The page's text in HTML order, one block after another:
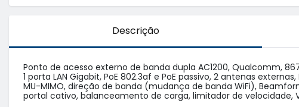
Descrição
Ponto de acesso externo de banda dupla AC1200, Qualcomm,
1 porta LAN Gigabit, PoE 802.3af e PoE passivo, 2 antenas
MU-MIMO, direção de banda (mudança de banda WiFi),